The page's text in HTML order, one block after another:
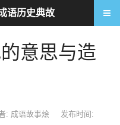
意思与造
: 成语故事烩
发布时间:
语历史典故